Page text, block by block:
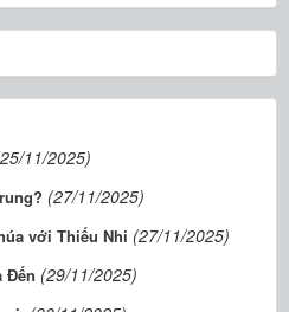
11/2025)
(27/11/2025)
với Thiếu Nhi (27/11/2025)
Đến (29/11/2025)